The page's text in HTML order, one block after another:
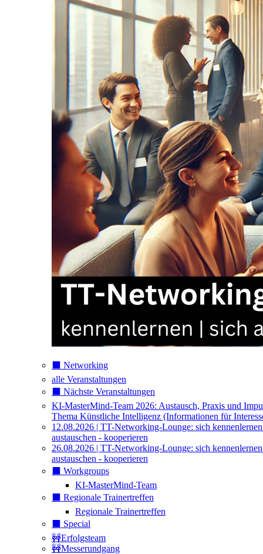
⬛️ Networking
alle Veranstaltungen
⬛️ Nächste Veranstaltungen
KI-MasterMind-Team 2026: Austausch, Praxis und
Thema Künstliche Intelligenz (Informationen für
12.08.2026 | TT-Networking-Lounge: sich
austauschen - kooperieren
26.08.2026 | TT-Networking-Lounge: sich
austauschen - kooperieren
⬛️ Workgroups
KI-MasterMind-Team
⬛️ Regionale Trainertreffen
Regionale Trainertreffen
⬛️ Special
🚧Erfolgsteam
🚧Messerundgang